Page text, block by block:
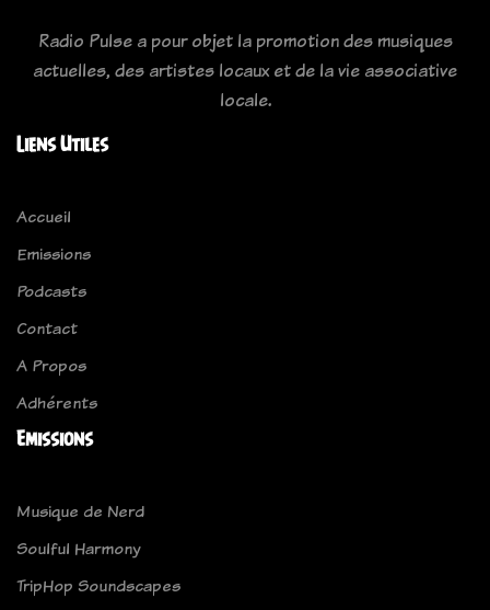
Radio Pulse a pour objet la promotion des musiques
actuelles, des artistes locaux et de la vie associative
locale.
Liens Utiles
Accueil
Emissions
Podcasts
Contact
A Propos
Adhérents
Emissions
Musique de Nerd
Soulful Harmony
TripHop Soundscapes